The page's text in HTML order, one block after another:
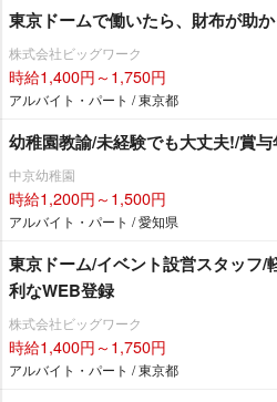
東京ドームで働いたら、財布が助
株式会社ビッグワーク
時給1,400円～1,750円
アルバイト・パート / 東京都
幼稚園教諭/未経験でも大丈夫!/賞
中京幼稚園
時給1,200円～1,500円
アルバイト・パート / 愛知県
東京ドーム/イベント設営スタッフ/
利なWEB登録
株式会社ビッグワーク
時給1,400円～1,750円
アルバイト・パート / 東京都